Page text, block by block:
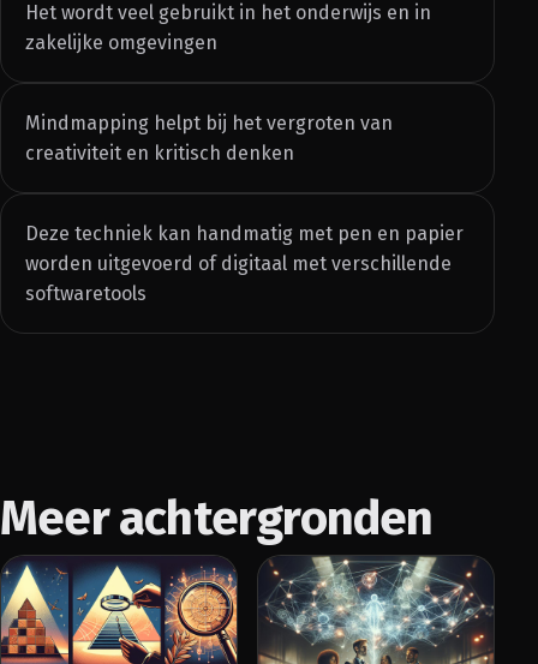
Het wordt veel gebruikt in het onderwijs en in
zakelijke omgevingen
Mindmapping helpt bij het vergroten van
creativiteit en kritisch denken
Deze techniek kan handmatig met pen en papier
worden uitgevoerd of digitaal met verschillende
softwaretools
Meer achtergronden